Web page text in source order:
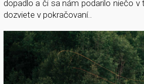
dopadlo a či sa nám podarilo niečo v
dozviete v pokračovaní..